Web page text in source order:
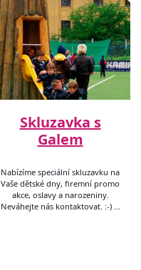
Skluzavka s
Galem
Nabízíme speciální skluzavku na
Vaše dětské dny, firemní promo
akce, oslavy a narozeniny.
Neváhejte nás kontaktovat. :-) …